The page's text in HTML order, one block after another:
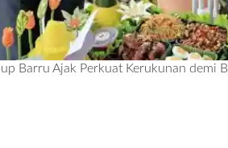
Barru Ajak Perkuat Kerukunan demi